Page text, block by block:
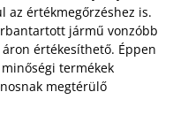
az értékmegőrzéshez is.
jármű vonzóbb
értékesíthető. Éppen
termékek
megtérülő